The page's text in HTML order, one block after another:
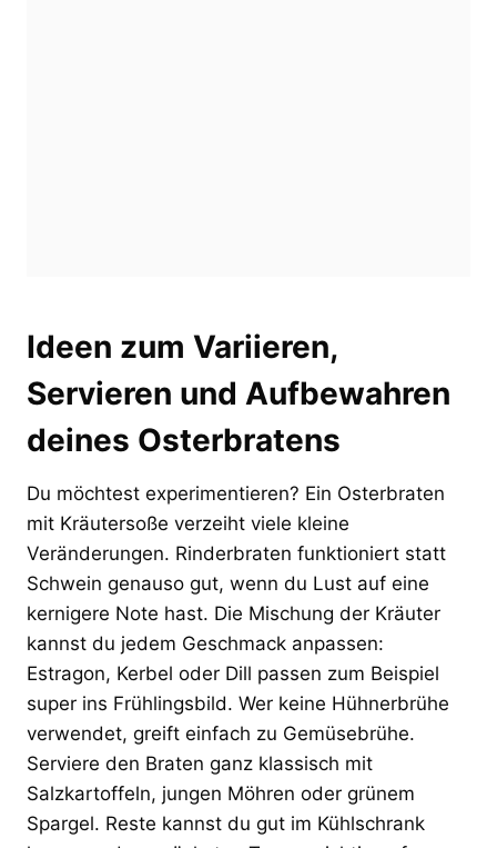
Ideen zum Variieren,
Servieren und Aufbewahren
deines Osterbratens
Du möchtest experimentieren? Ein Osterbraten
mit Kräutersoße verzeiht viele kleine
Veränderungen. Rinderbraten funktioniert statt
Schwein genauso gut, wenn du Lust auf eine
kernigere Note hast. Die Mischung der Kräuter
kannst du jedem Geschmack anpassen:
Estragon, Kerbel oder Dill passen zum Beispiel
super ins Frühlingsbild. Wer keine Hühnerbrühe
verwendet, greift einfach zu Gemüsebrühe.
Serviere den Braten ganz klassisch mit
Salzkartoffeln, jungen Möhren oder grünem
Spargel. Reste kannst du gut im Kühlschrank